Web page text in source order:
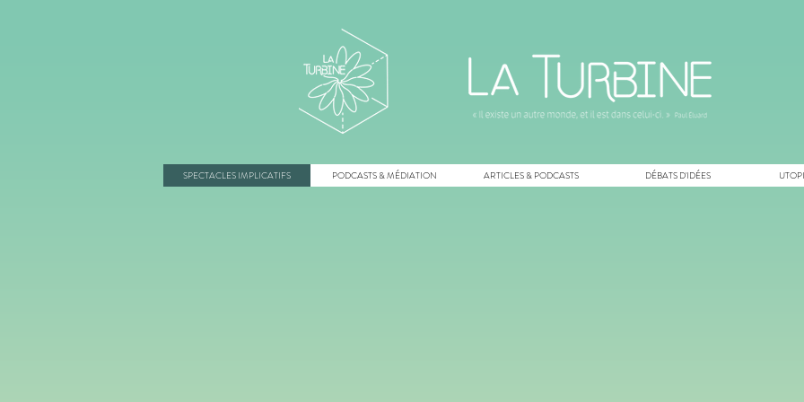
SPECTACLES IMPLICATIFS PODCASTS & MÉDIATION ARTICLES & PODCASTS DÉBATS D'IDÉES